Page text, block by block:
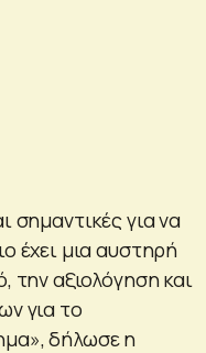
σημαντικές για να
έχει μια αυστηρή
την αξιολόγηση και
για το
δήλωσε η